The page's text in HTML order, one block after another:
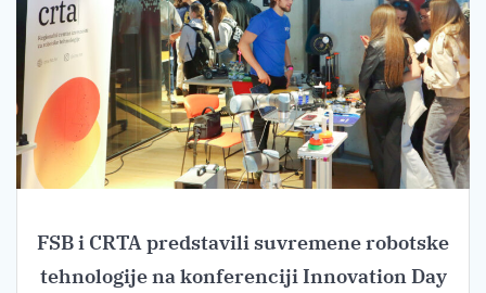
FSB i CRTA predstavili suvremene robotske
tehnologije na konferenciji Innovation Day